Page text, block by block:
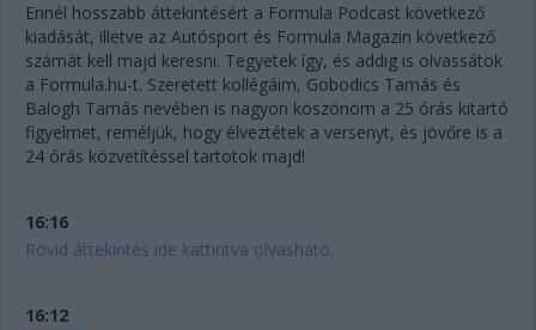
Ennél hosszabb áttekintésért a Formula Podcast következő
kiadását, illetve az Autósport és Formula Magazin következő
számát kell majd keresni. Tegyetek így, és addig is olvassátok
a Formula.hu-t. Szeretett kollégáim, Gobodics Tamás és
Balogh Tamás nevében is nagyon köszönöm a 25 órás kitartó
figyelmet, reméljük, hogy élveztétek a versenyt, és jövőre is a
24 órás közvetítéssel tartotok majd!
16:16
Rövid áttekintés ide kattintva olvasható.
16:12